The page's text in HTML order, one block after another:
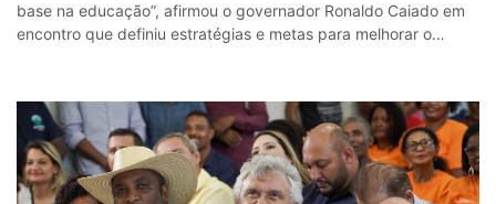
base na educação”, afirmou o governador Ronaldo Caiado em
encontro que definiu estratégias e metas para melhorar o